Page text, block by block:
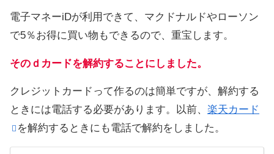
電子マネーiDが利用できて、マクドナルドやローソン
で5％お得に買い物もできるので、重宝します。
そのｄカードを解約することにしました。
クレジットカードって作るのは簡単ですが、解約する
ときには電話する必要があります。以前、 楽天カード
を解約するときにも電話で解約をしました。